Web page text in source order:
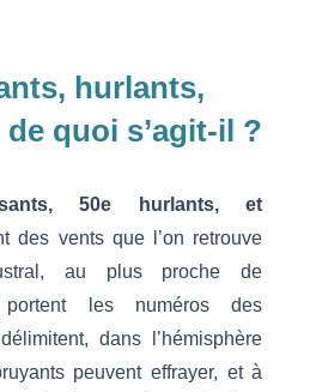
hurlants,
quoi s’agit-il ?
50e
hurlants, et
des vents que l’on retrouve
au plus proche de
les numéros des
dans l’hémisphère
peuvent effrayer, et à